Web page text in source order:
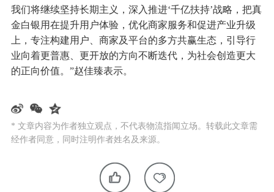
我们将继续坚持长期主义，深入推进‘千亿扶持’战略，把真
金白银用在提升用户体验，优化商家服务和促进产业升级
上，专注构建用户、商家及平台的多方共赢生态，引导行
业向着更普惠、更开放的方向不断迭代，为社会创造更大
的正向价值。”赵佳臻表示。
* 文章内容为作者独立观点，不代表物流指闻立场。转载此文章需
经作者同意，同时注明作者姓名及来源。